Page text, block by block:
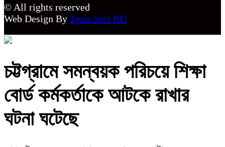
© All rights reserved
Web Design By Trust Soft BD
চট্টগ্রামে সমন্বয়ক পরিচয়ে শিক্ষা
বোর্ড কর্মকর্তাকে আটকে রাখার
ঘটনা ঘটেছে